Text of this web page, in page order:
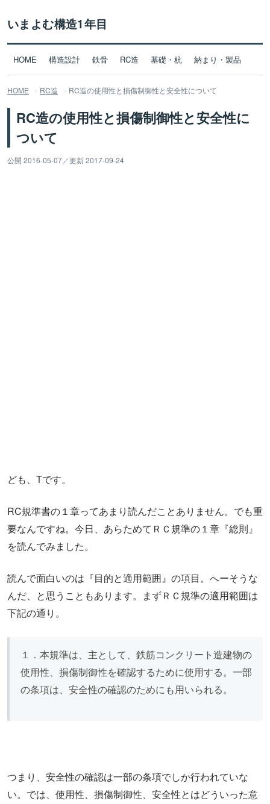
いまよむ構造1年目
HOME 構造設計 鉄骨 RC造 基礎・杭 納まり・製品
HOME RC造 RC造の使用性と損傷制御性と安全性について
RC造の使用性と損傷制御性と安全性に
ついて
公開 2016-05-07／更新 2017-09-24
ども、Tです。
RC規準書の１章ってあまり読んだことありません。でも重
要なんですね。今日、あらためてＲＣ規準の１章『総則』
を読んでみました。
読んで面白いのは『目的と適用範囲』の項目。へーそうな
んだ、と思うこともあります。まずＲＣ規準の適用範囲は
下記の通り。
１．本規準は、主として、鉄筋コンクリート造建物の
使用性、損傷制御性を確認するために使用する。一部
の条項は、安全性の確認のためにも用いられる。
つまり、安全性の確認は一部の条項でしか行われていな
い。では、使用性、損傷制御性、安全性とはどういった意